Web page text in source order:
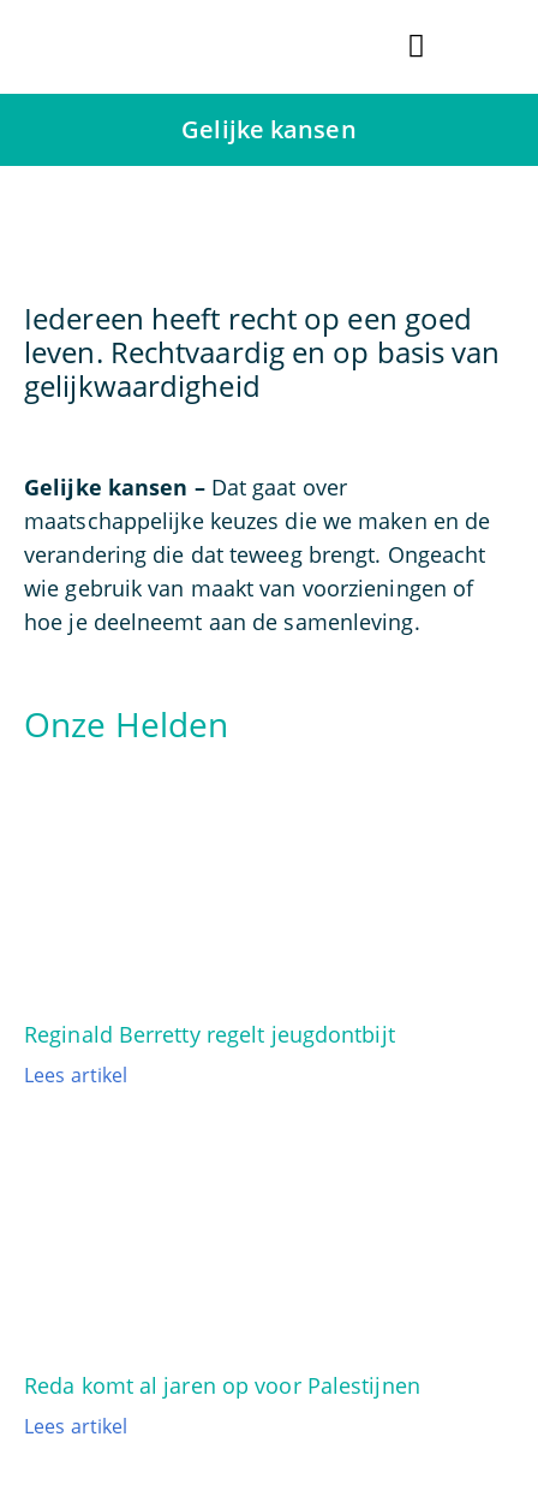
Gelijke kansen
Iedereen heeft recht op een goed
leven. Rechtvaardig en op basis van
gelijkwaardigheid
Gelijke kansen – Dat gaat over
maatschappelijke keuzes die we maken en de
verandering die dat teweeg brengt. Ongeacht
wie gebruik van maakt van voorzieningen of
hoe je deelneemt aan de samenleving.
Onze Helden
Reginald Berretty regelt jeugdontbijt
Lees artikel
Reda komt al jaren op voor Palestijnen
Lees artikel